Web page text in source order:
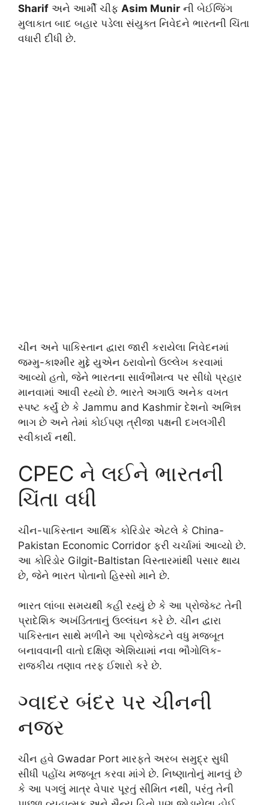
Sharif અને આર્મી ચીફ Asim Munir ની બેઈજિંગ
મુલાકાત બાદ બહાર પડેલા સંયુક્ત નિવેદને ભારતની ચિંતા
વધારી દીધી છે.
ચીન અને પાકિસ્તાન દ્વારા જારી કરાયેલા નિવેદનમાં
જમ્મુ-કાશ્મીર મુદ્દે યુએન ઠરાવોનો ઉલ્લેખ કરવામાં
આવ્યો હતો, જેને ભારતના સાર્વભૌમત્વ પર સીધો પ્રહાર
માનવામાં આવી રહ્યો છે. ભારતે અગાઉ અનેક વખત
સ્પષ્ટ કર્યું છે કે Jammu and Kashmir દેશનો અભિન્ન
ભાગ છે અને તેમાં કોઈપણ ત્રીજા પક્ષની દખલગીરી
સ્વીકાર્ય નથી.
CPEC ને લઈને ભારતની
ચિંતા વધી
ચીન-પાકિસ્તાન આર્થિક કોરિડોર એટલે કે China-
Pakistan Economic Corridor ફરી ચર્ચામાં આવ્યો છે.
આ કોરિડોર Gilgit-Baltistan વિસ્તારમાંથી પસાર થાય
છે, જેને ભારત પોતાનો હિસ્સો માને છે.
ભારત લાંબા સમયથી કહી રહ્યું છે કે આ પ્રોજેક્ટ તેની
પ્રાદેશિક અખંડિતતાનું ઉલ્લંઘન કરે છે. ચીન દ્વારા
પાકિસ્તાન સાથે મળીને આ પ્રોજેક્ટને વધુ મજબૂત
બનાવવાની વાતો દક્ષિણ એશિયામાં નવા ભૌગોલિક-
રાજકીય તણાવ તરફ ઈશારો કરે છે.
ગ્વાદર બંદર પર ચીનની
નજર
ચીન હવે Gwadar Port મારફતે અરબ સમુદ્ર સુધી
સીધી પહોંચ મજબૂત કરવા માંગે છે. નિષ્ણાતોનું માનવું છે
કે આ પગલું માત્ર વેપાર પૂરતું સીમિત નથી, પરંતુ તેની